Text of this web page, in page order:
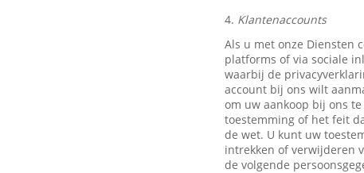
4. Klantenaccounts
Als u met onze Diensten
platforms of via sociale
waarbij de
account bij ons wilt
om uw aankoop bij ons
toestemming of het feit
de wet. U kunt uw
intrekken of verwijderen
de volgende